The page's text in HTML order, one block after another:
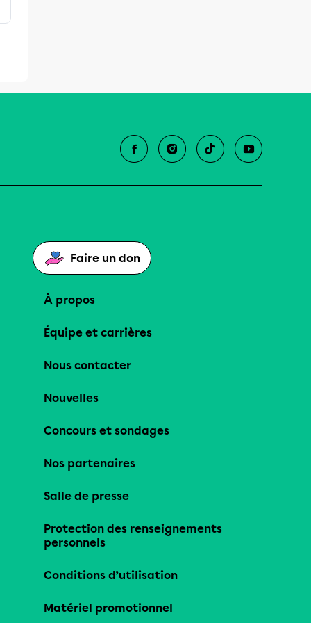
Faire un don
À propos
Équipe et carrières
Nous contacter
Nouvelles
Concours et sondages
Nos partenaires
Salle de presse
Protection des renseignements
personnels
Conditions d’utilisation
Matériel promotionnel